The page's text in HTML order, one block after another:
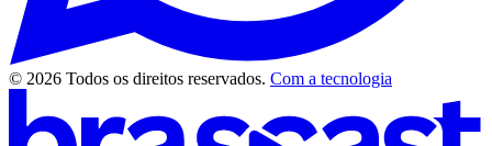
© 2026 Todos os direitos reservados. Com a tecnologia